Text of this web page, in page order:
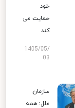
خود
حمایت می
کند
1405/05/
03
سازمان
ملل: همه